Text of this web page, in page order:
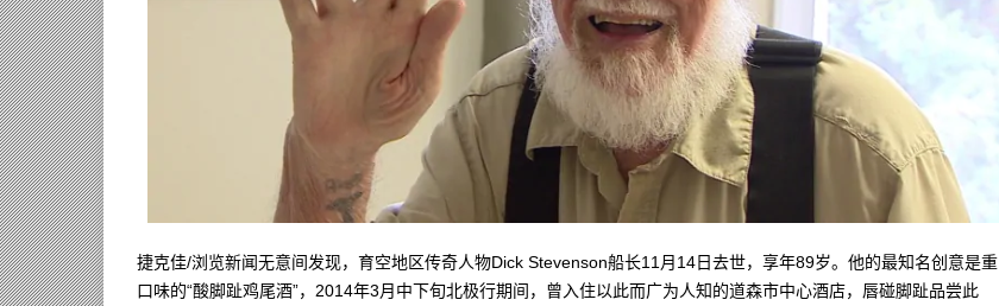
捷克佳/浏览新闻无意间发现，育空地区传奇人物Dick Stevenson船长11月14日去世，享年89岁。他的最知名创意是重
口味的“酸脚趾鸡尾酒”，2014年3月中下旬北极行期间，曾入住以此而广为人知的道森市中心酒店，唇碰脚趾品尝此